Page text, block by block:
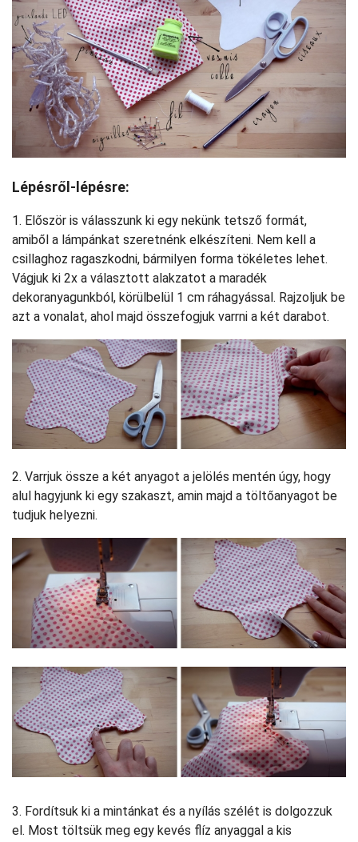
Lépésről-lépésre:
1. Először is válasszunk ki egy nekünk tetsző formát,
amiből a lámpánkat szeretnénk elkészíteni. Nem kell a
csillaghoz ragaszkodni, bármilyen forma tökéletes lehet.
Vágjuk ki 2x a választott alakzatot a maradék
dekoranyagunkból, körülbelül 1 cm ráhagyással. Rajzoljuk be
azt a vonalat, ahol majd összefogjuk varrni a két darabot.
2. Varrjuk össze a két anyagot a jelölés mentén úgy, hogy
alul hagyjunk ki egy szakaszt, amin majd a töltőanyagot be
tudjuk helyezni.
3. Fordítsuk ki a mintánkat és a nyílás szélét is dolgozzuk
el. Most töltsük meg egy kevés flíz anyaggal a kis